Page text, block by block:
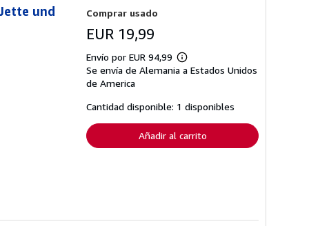
und
Comprar usado
EUR 19,99
Envío por EUR 94,99
Más
información
tarifas
de
envío
Se envía de Alemania a Estados Unidos
de America
Cantidad disponible: 1 disponibles
Añadir al carrito